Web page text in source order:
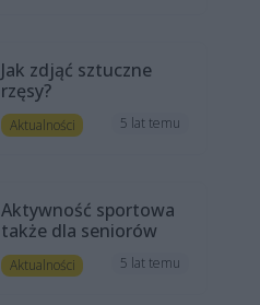
Jak zdjąć sztuczne
rzęsy?
Aktualności 5 lat temu
Aktywność sportowa
także dla seniorów
Aktualności 5 lat temu